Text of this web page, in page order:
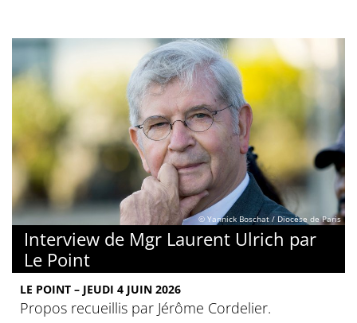
© Yannick Boschat / Diocèse de Paris
Interview de Mgr Laurent Ulrich par
Le Point
LE POINT – JEUDI 4 JUIN 2026
Propos recueillis par Jérôme Cordelier.